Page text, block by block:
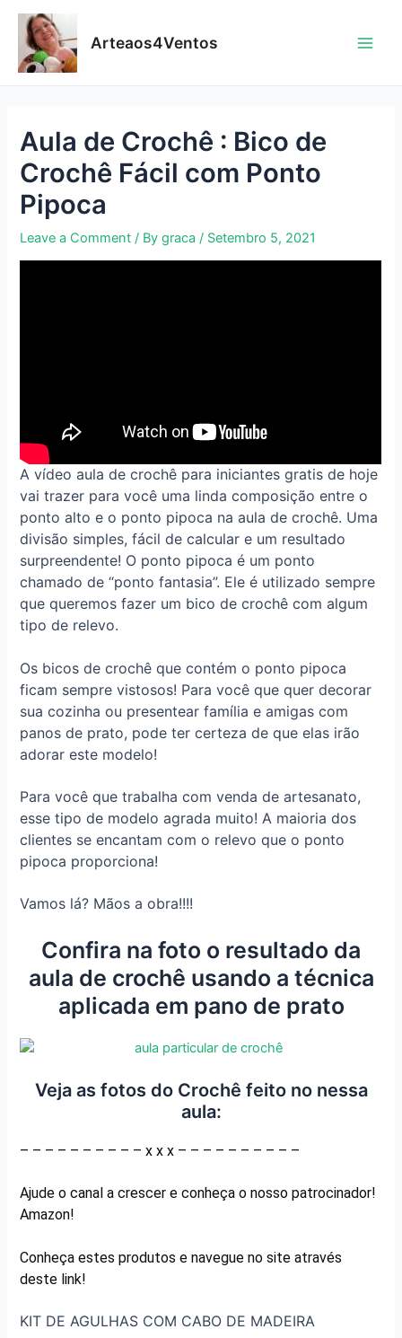
content
Arteaos4Ventos
Aula de Crochê : Bico de
Crochê Fácil com Ponto
Pipoca
Leave a Comment / Bygraca / Setembro 5, 2021
A vídeo aula de crochê para iniciantes gratis de hoje
vai trazer para você uma linda composição entre o
ponto alto e o ponto pipoca na aula de crochê. Uma
divisão simples, fácil de calcular e um resultado
surpreendente! O ponto pipoca é um ponto
chamado de “ponto fantasia”. Ele é utilizado sempre
que queremos fazer um bico de crochê com algum
tipo de relevo.
Os bicos de crochê que contém o ponto pipoca
ficam sempre vistosos! Para você que quer decorar
sua cozinha ou presentear família e amigas com
panos de prato, pode ter certeza de que elas irão
adorar este modelo!
Para você que trabalha com venda de artesanato,
esse tipo de modelo agrada muito! A maioria dos
clientes se encantam com o relevo que o ponto
pipoca proporciona!
Vamos lá? Mãos a obra!!!!
Confira na foto o resultado da
aula de crochê usando a técnica
aplicada em pano de prato
Veja as fotos do Crochê feito no nessa
aula:
– – – – – – – – – – x x x – – – – – – – – – –
Ajude o canal a crescer e conheça o nosso patrocinador!
Amazon!
Conheça estes produtos e navegue no site através
deste link!
KIT DE AGULHAS COM CABO DE MADEIRA